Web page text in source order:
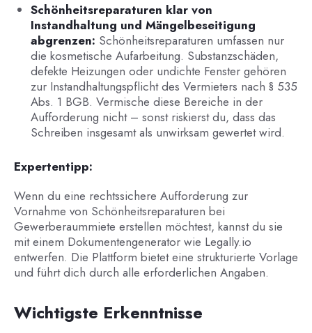
Schönheitsreparaturen klar von
Instandhaltung und Mängelbeseitigung
abgrenzen: Schönheitsreparaturen umfassen nur
die kosmetische Aufarbeitung. Substanzschäden,
defekte Heizungen oder undichte Fenster gehören
zur Instandhaltungspflicht des Vermieters nach § 535
Abs. 1 BGB. Vermische diese Bereiche in der
Aufforderung nicht – sonst riskierst du, dass das
Schreiben insgesamt als unwirksam gewertet wird.
Expertentipp:
Wenn du eine rechtssichere Aufforderung zur
Vornahme von Schönheitsreparaturen bei
Gewerberaummiete erstellen möchtest, kannst du sie
mit einem Dokumentengenerator wie Legally.io
entwerfen. Die Plattform bietet eine strukturierte Vorlage
und führt dich durch alle erforderlichen Angaben.
Wichtigste Erkenntnisse